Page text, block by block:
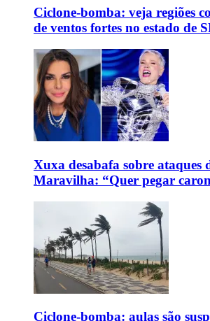
Ciclone-bomba: veja regiões
de ventos fortes no estado de
Xuxa desabafa sobre ataques
Maravilha: “Quer pegar
Ciclone-bomba: aulas são